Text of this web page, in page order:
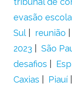
evasão
Sul
reunião
2023
São
desafios
Caxias
Piauí